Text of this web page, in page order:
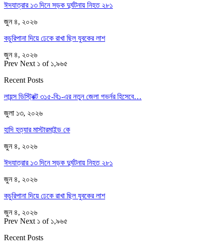
ঈদযাত্রার ১৩ দিনে সড়ক দুর্ঘটনায় নিহত ২৮১
জুন ৪, ২০২৬
কচুরিপানা দিয়ে ঢেকে রাখা ছিল যুবকের লাশ
জুন ৪, ২০২৬
Prev Next ১ of ১,৯৬৫
Recent Posts
লায়ন্স ডিস্ট্রিক্ট ৩১৫-বি১-এর নতুন জেলা গভর্নর হিসেবে…
জুলা ১৩, ২০২৬
হাদি হত্যার মাস্টারমাইন্ড কে
জুন ৪, ২০২৬
ঈদযাত্রার ১৩ দিনে সড়ক দুর্ঘটনায় নিহত ২৮১
জুন ৪, ২০২৬
কচুরিপানা দিয়ে ঢেকে রাখা ছিল যুবকের লাশ
জুন ৪, ২০২৬
Prev Next ১ of ১,৯৬৫
Recent Posts